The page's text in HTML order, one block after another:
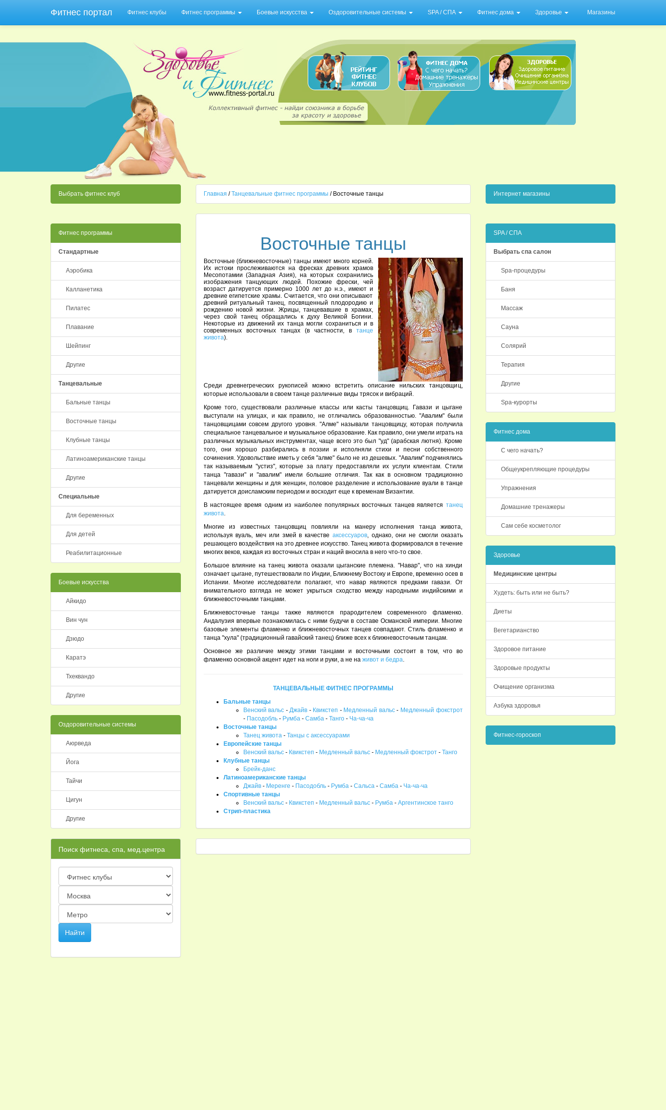
Фитнес портал Фитнес клубы Фитнес программы Боевые искусства Оздоровительные системы SPA / СПА Фитнес дома Здоровье Магазины
Выбрать фитнес клуб
Фитнес программы
Стандартные
Аэробика
Калланетика
Пилатес
Плавание
Шейпинг
Другие
Танцевальные
Бальные танцы
Восточные танцы
Клубные танцы
Латиноамериканские танцы
Другие
Специальные
Для беременных
Для детей
Реабилитационные
Боевые искусства
Айкидо
Вин чун
Дзюдо
Каратэ
Тхеквандо
Другие
Оздоровительные системы
Аюрведа
Йога
Тайчи
Цигун
Другие
Поиск фитнеса, спа, мед.центра
Главная /Танцевальные фитнес программы / Восточные танцы
Восточные танцы
Восточные (ближневосточные) танцы имеют много корней.
Их истоки прослеживаются на фресках древних храмов
Месопотамии (Западная Азия), на которых сохранились
изображения танцующих людей. Похожие фрески, чей
возраст датируется примерно 1000 лет до н.э., имеют и
древние египетские храмы. Считается, что они описывают
древний ритуальный танец, посвященный плодородию и
рождению новой жизни. Жрицы, танцевавшие в храмах,
через свой танец обращались к духу Великой Богини.
Некоторые из движений их танца могли сохраниться и в
современных восточных танцах (в частности, в танце
живота).
Среди древнегреческих рукописей можно встретить описание нильских танцовщиц,
которые использовали в своем танце различные виды трясок и вибраций.
Кроме того, существовали различные классы или касты танцовщиц. Гавази и цыгане
выступали на улицах, и как правило, не отличались образованностью. "Авалим" были
танцовщицами совсем другого уровня. "Алме" называли танцовщицу, которая получила
специальное танцевальное и музыкальное образование. Как правило, они умели играть на
различных музыкальных инструментах, чаще всего это был "уд" (арабская лютня). Кроме
того, они хорошо разбирались в поэзии и исполняли стихи и песни собственного
сочинения. Удовольствие иметь у себя "алме" было не из дешевых. "Авалим" подчинялись
так называемым "устиз", которые за плату предоставляли их услуги клиентам. Стили
танца "гавази" и "авалим" имели большие отличия. Так как в основном традиционно
танцевали женщины и для женщин, половое разделение и использование вуали в танце
датируется доисламским периодом и восходит еще к временам Византии.
В настоящее время одним из наиболее популярных восточных танцев является танец
живота.
Многие из известных танцовщиц повлияли на манеру исполнения танца живота,
используя вуаль, меч или змей в качестве аксессуаров, однако, они не смогли оказать
решающего воздействия на это древнее искусство. Танец живота формировался в течение
многих веков, каждая из восточных стран и наций вносила в него что-то свое.
Большое влияние на танец живота оказали цыганские племена. "Навар", что на хинди
означает цыгане, путешествовали по Индии, Ближнему Востоку и Европе, временно осев в
Испании. Многие исследователи полагают, что навар являются предками гавази. От
внимательного взгляда не может укрыться сходство между народными индийскими и
ближневосточными танцами.
Ближневосточные танцы также являются прародителем современного фламенко.
Андалузия впервые познакомилась с ними будучи в составе Османской империи. Многие
базовые элементы фламенко и ближневосточных танцев совпадают. Стиль фламенко и
танца "хула" (традиционный гавайский танец) ближе всех к ближневосточным танцам.
Основное же различие между этими танцами и восточными состоит в том, что во
фламенко основной акцент идет на ноги и руки, а не на живот и бедра.
ТАНЦЕВАЛЬНЫЕ ФИТНЕС ПРОГРАММЫ
Бальные танцы
Венский вальс -Джайв - Квикстеп - Медленный вальс- Медленный фокстрот
- Пасодобль- Румба- Самба- Танго- Ча-ча-ча
Восточные танцы
Танец живота- Танцы с аксессуарами
Европейские танцы
Венский вальс- Квикстеп - Медленный вальс- Медленный фокстрот- Танго
Клубные танцы
Брейк-данс
Латиноамериканские танцы
Джайв- Меренге - Пасодобль- Румба- Сальса- Самба- Ча-ча-ча
Спортивные танцы
Венский вальс- Квикстеп - Медленный вальс- Румба- Аргентинское танго
Стрип-пластика
Интернет магазины
SPA / СПА
Выбрать спа салон
Spa-процедуры
Баня
Массаж
Сауна
Солярий
Терапия
Другие
Spa-курорты
Фитнес дома
С чего начать?
Общеукрепляющие процедуры
Упражнения
Домашние тренажеры
Сам себе косметолог
Здоровье
Медицинские центры
Худеть: быть или не быть?
Диеты
Вегетарианство
Здоровое питание
Здоровые продукты
Очищение организма
Азбука здоровья
Фитнес-гороскоп